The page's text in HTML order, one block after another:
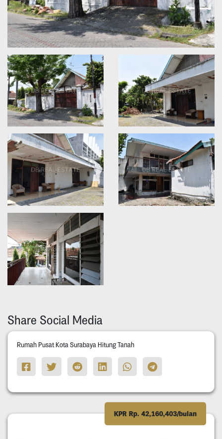
Share Social Media
Rumah Pusat Kota Surabaya Hitung Tanah
KPR Rp. 42,160,403/bulan